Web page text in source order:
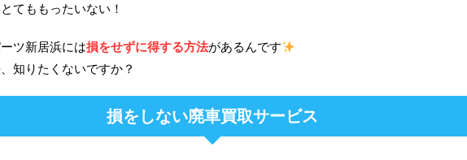
てももったいない！
ツ新居浜には損をせずに得する方法があるんです
知りたくないですか？
損をしない廃車買取サービス